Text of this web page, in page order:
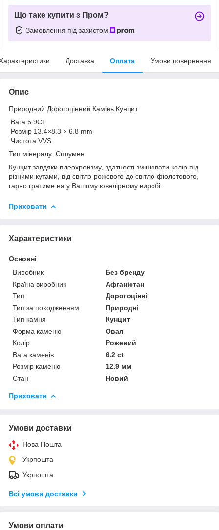
Що таке купити з Пром?
Замовлення під захистом
Доставка Оплата Умови повернення
Опис
Природний Дорогоцінний Камінь Кунцит
Вага 5.9Сt
Розмір 13.4×8.3 × 6.8 mm
Чистота VVS
Тип мінералу: Споумен
Кунцит завдяки плеохроизму, здатності змінювати колір під
різними кутами, від світло-рожевого до світло-фіолетового,
гарно гратиме на у Вашому ювелірному виробі.
Приховати
Характеристики
Основні
Виробник
Без бренду
Країна виробник
Афганістан
Тип
Дорогоцінні
Тип за походженням
Природні
Тип камня
Кунцит
Форма каменю
Овал
Колір
Рожевий
Вага каменів
6.2 ct
Розмір каменю
12.9 мм
Стан
Новий
Приховати
Умови доставки
Нова Пошта
Укрпошта
Укрпошта
Всі умови доставки
Умови оплати